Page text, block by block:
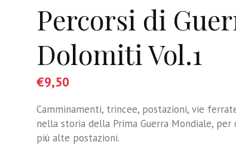
Percorsi di
Dolomiti Vol.1
€9,50
Camminamenti, trincee, postazioni, vie
nella storia della Prima Guerra Mondiale,
più alte postazioni.